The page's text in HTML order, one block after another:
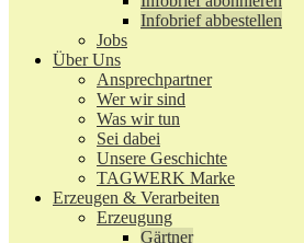
Infobrief abbestellen
Jobs
Über Uns
Ansprechpartner
Wer wir sind
Was wir tun
Sei dabei
Unsere Geschichte
TAGWERK Marke
Erzeugen & Verarbeiten
Erzeugung
Gärtner